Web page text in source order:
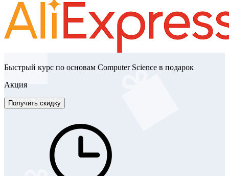
Быстрый курс по основам Computer Science в подарок
Акция
Получить скидку